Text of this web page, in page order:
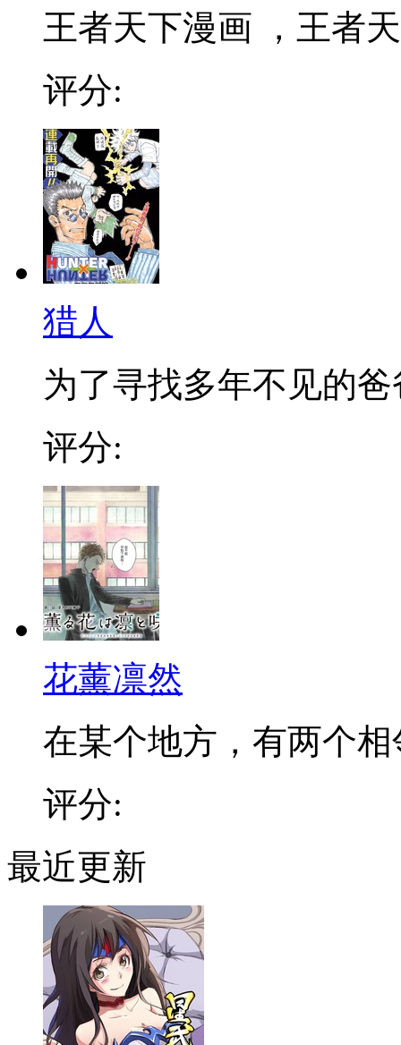
王者天下漫画 ，王者
评分:
猎人
为了寻找多年不见的爸
评分:
花薰凛然
在某个地方，有两个相
评分:
最近更新